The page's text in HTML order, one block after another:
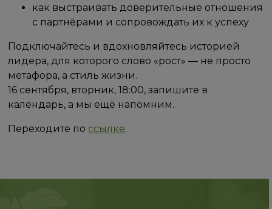
как выстраивать доверительные отношения
с партнёрами и сопровождать их к успеху
Подключайтесь и вдохновляйтесь историей
лидера, для которого слово «рост» — не просто
метафора, а стиль жизни.
16 сентября, вторник, 18:00, запишите в
календарь, а мы ещё напомним.
Переходите по ссылке.